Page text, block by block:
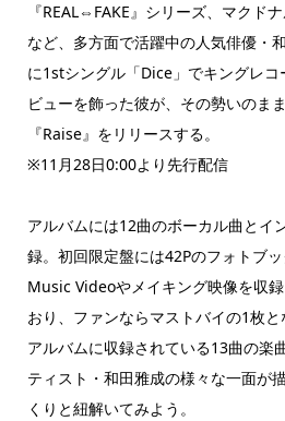
『REAL⇔FAKE』シリーズ、マクド
など、多方面で活躍中の人気俳優・
に1stシングル「Dice」でキングレ
ビューを飾った彼が、その勢いのま
『Raise』をリリースする。
※11月28日0:00より先行配信
アルバムには12曲のボーカル曲とイ
録。初回限定盤には42Pのフォトブ
Music Videoやメイキング映像を収
おり、ファンならマストバイの1枚
アルバムに収録されている13曲の楽
ティスト・和田雅成の様々な一面が
くりと紐解いてみよう。